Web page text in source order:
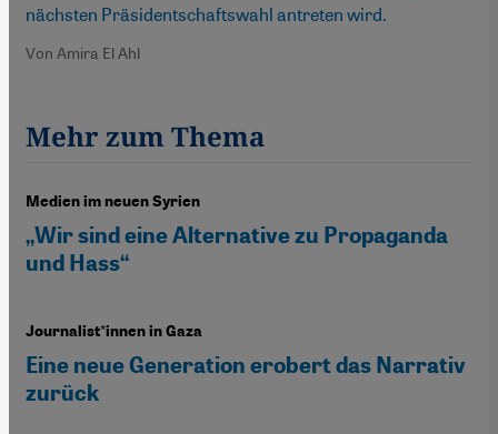
nächsten Präsidentschaftswahl antreten wird.
Von Amira El Ahl
Mehr zum Thema
Medien im neuen Syrien
„Wir sind eine Alternative zu Propaganda
und Hass“
Journalist*innen in Gaza
Eine neue Generation erobert das Narrativ
zurück